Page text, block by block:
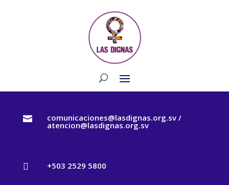
 comunicaciones@lasdignas.org.sv /
atencion@lasdignas.org.sv
 +503 2529 5800